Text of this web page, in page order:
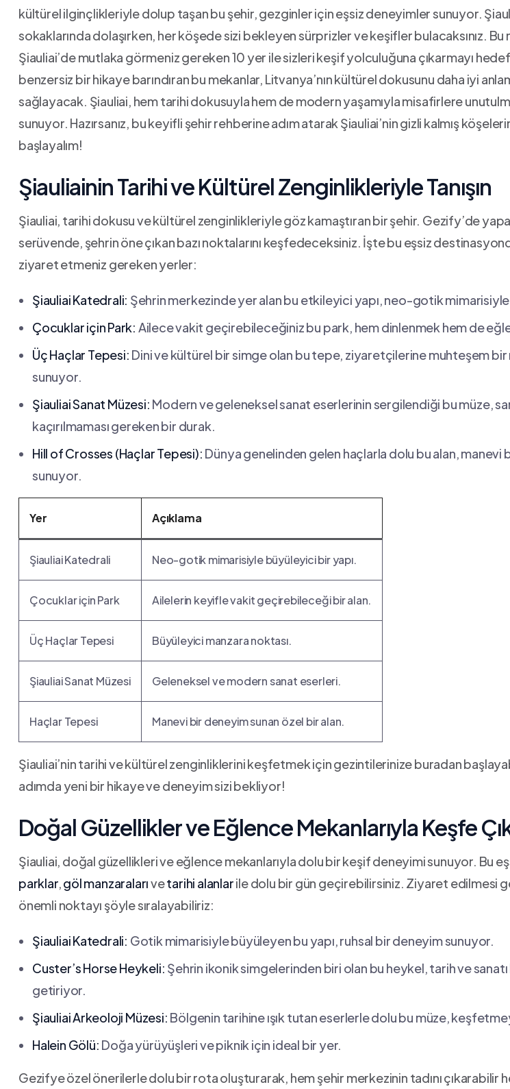
kültürel ilginçlikleriyle dolup taşan bu şehir, gezginler için eşsiz deneyimler​ sunuyor.
sokaklarında dolaşırken, her köşede sizi bekleyen sürprizler ve keşifler bulacaksınız. Bu
Şiauliai’de mutlaka görmeniz gereken 10⁤ yer ile sizleri⁤ keşif yolculuğuna çıkarmayı
benzersiz bir⁣ hikaye barındıran bu mekanlar, Litvanya’nın kültürel dokusunu daha iyi
sağlayacak. Şiauliai, hem tarihi dokusuyla hem de⁤ modern yaşamıyla misafirlere
sunuyor. Hazırsanız, bu keyifli şehir rehberine adım atarak ⁣Şiauliai’nin gizli kalmış
başlayalım!
Şiauliainin Tarihi ve Kültürel Zenginlikleriyle Tanışın
Şiauliai,⁤ tarihi dokusu ve kültürel zenginlikleriyle göz kamaştıran bir şehir. Gezify’de
serüvende,⁢ şehrin öne çıkan bazı noktalarını ⁢keşfedeceksiniz. İşte bu eşsiz
ziyaret etmeniz gereken yerler:
Şiauliai Katedrali: ⁢Şehrin merkezinde yer alan bu etkileyici yapı,‌ neo-gotik
Çocuklar için⁣ Park: Ailece ⁢vakit geçirebileceğiniz bu park, hem ‍dinlenmek hem de
Üç Haçlar Tepesi: Dini ve ⁣kültürel‍ bir simge olan bu tepe, ziyaretçilerine muhteşem bir
sunuyor.
Şiauliai Sanat Müzesi: Modern ve geleneksel sanat ‍eserlerinin sergilendiği bu müze,
kaçırılmaması gereken⁤ bir durak.
Hill‍ of Crosses (Haçlar Tepesi): Dünya genelinden gelen haçlarla dolu bu alan, manevi
sunuyor.
Yer Açıklama
Şiauliai ⁤Katedrali Neo-gotik mimarisiyle büyüleyici bir ‌yapı.
Çocuklar için Park Ailelerin keyifle vakit geçirebileceği ⁣bir ‍alan.
Üç Haçlar Tepesi Büyüleyici manzara noktası.
Şiauliai Sanat Müzesi Geleneksel ve modern sanat eserleri.
Haçlar Tepesi Manevi bir deneyim sunan özel bir alan.
Şiauliai’nin tarihi ve ⁢kültürel zenginliklerini keşfetmek için gezintilerinize buradan
adımda yeni bir hikaye ve deneyim ‍sizi bekliyor!
Doğal Güzellikler ve Eğlence Mekanlarıyla Keşfe
Şiauliai, doğal güzellikleri ve eğlence mekanlarıyla dolu⁢ bir keşif deneyimi sunuyor. Bu
parklar,göl manzaralarıvetarihi alanlarile dolu bir gün geçirebilirsiniz. Ziyaret edilmesi
önemli noktayı şöyle sıralayabiliriz:
Şiauliai⁢ Katedrali: Gotik mimarisiyle büyüleyen bu yapı, ruhsal bir deneyim sunuyor.
Custer’s Horse Heykeli: ‍Şehrin ikonik simgelerinden biri olan bu heykel, ‌tarih ve
getiriyor.
Şiauliai ⁢Arkeoloji Müzesi: Bölgenin tarihine ışık tutan ⁤eserlerle dolu bu müze,
Halein Gölü: Doğa‍ yürüyüşleri ve piknik için ideal bir yer.
Gezifye özel önerilerle dolu bir rota oluşturarak, hem ‍şehir merkezinin‌ tadını çıkarabilir